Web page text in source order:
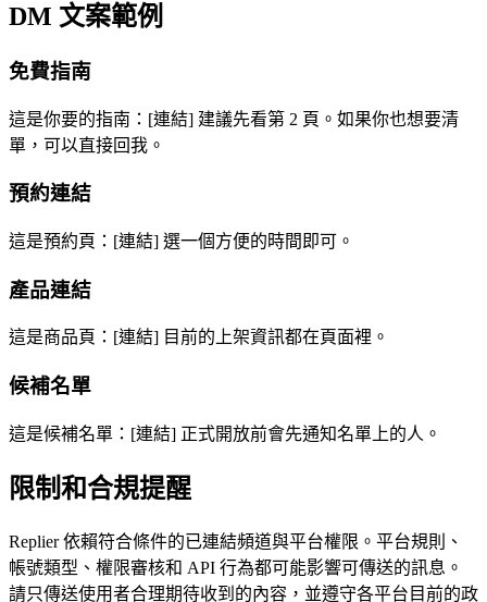
DM 文案範例
免費指南
這是你要的指南：[連結] 建議先看第 2 頁。如果你也想要清
單，可以直接回我。
預約連結
這是預約頁：[連結] 選一個方便的時間即可。
產品連結
這是商品頁：[連結] 目前的上架資訊都在頁面裡。
候補名單
這是候補名單：[連結] 正式開放前會先通知名單上的人。
限制和合規提醒
Replier 依賴符合條件的已連結頻道與平台權限。平台規則、
帳號類型、權限審核和 API 行為都可能影響可傳送的訊息。
請只傳送使用者合理期待收到的內容，並遵守各平台目前的政